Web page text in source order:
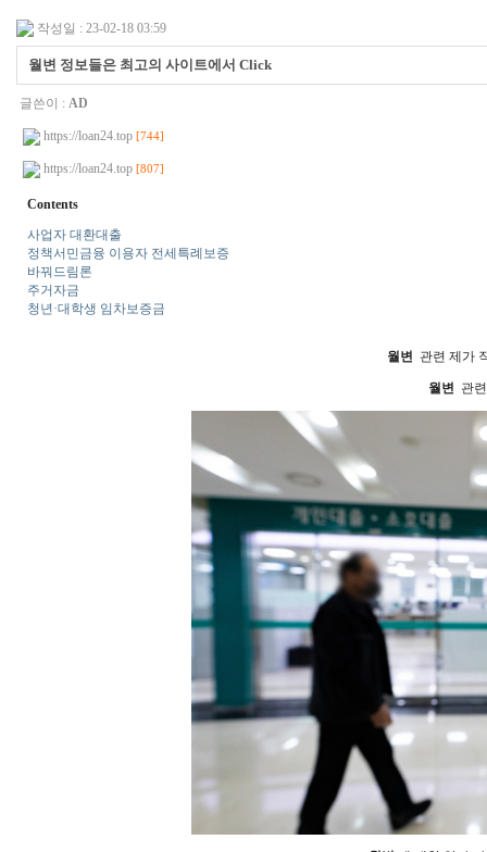
작성일 : 23-02-18 03:59
월변 정보들은 최고의 사이트에서 Click
글쓴이 : AD
https://loan24.top [744]
https://loan24.top [807]
Contents
사업자 대환대출
정책서민금융 이용자 전세특례보증
바꿔드림론
주거자금
청년·대학생 임차보증금
월변 관련 제가
월변 관